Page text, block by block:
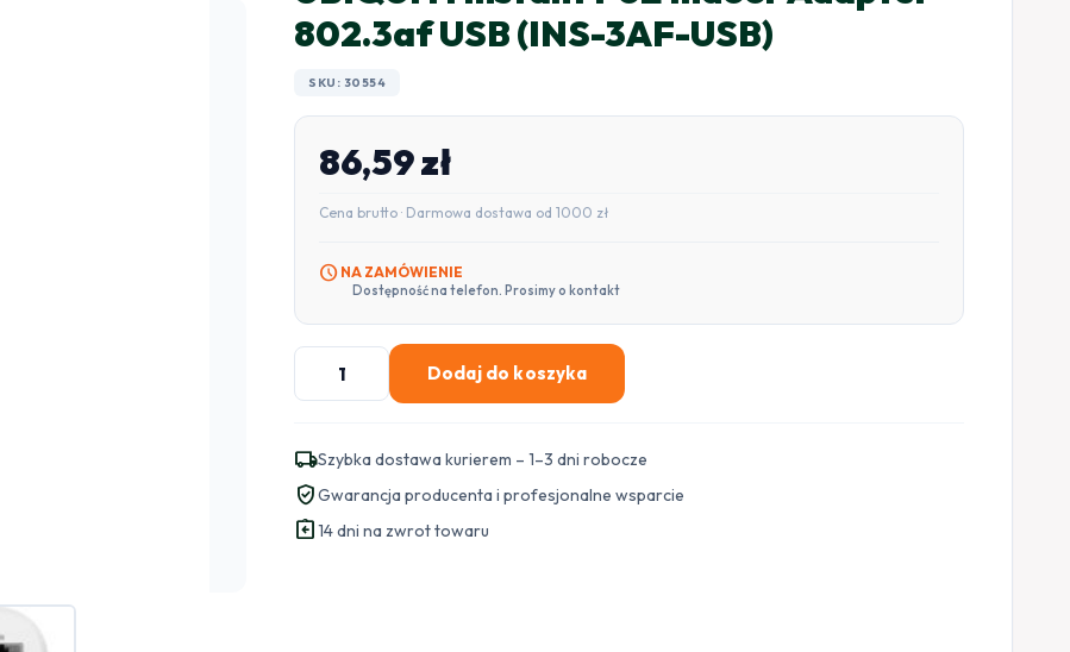
802.3af USB (INS-3AF-USB)
SKU: 30554
86,59zł
Cena brutto · Darmowa dostawa od 1000 zł
schedule NA ZAMÓWIENIE
Dostępność na telefon. Prosimy o kontakt
ilość
UBIQUITI
PoE
Indoor
Adapter
802.3af
Dodaj do koszyka
local_shippingSzybka dostawa kurierem – 1–3 dni robocze
verified_userGwarancja producenta i profesjonalne wsparcie
assignment_return14 dni na zwrot towaru